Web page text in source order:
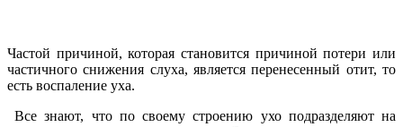
Частой причиной, которая становится причиной потери или
частичного снижения слуха, является перенесенный отит, то
есть воспаление уха.
Все знают, что по своему строению ухо подразделяют на